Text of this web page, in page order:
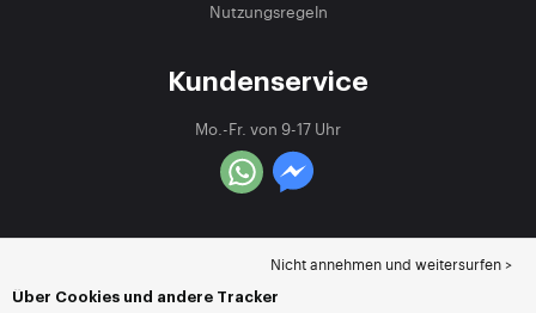
Nutzungsregeln
Kundenservice
Mo.-Fr. von 9-17 Uhr
Nicht annehmen und weitersurfen >
Über Cookies und andere Tracker